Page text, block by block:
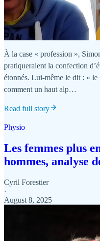
À la case « profession »,
pratiqueraient la confection
étonnés. Lui-même le dit : « le
comment un haut alp…
Read full story
Physio
Les femmes plus
hommes, analyse
Cyril Forestier
·
August 8, 2025